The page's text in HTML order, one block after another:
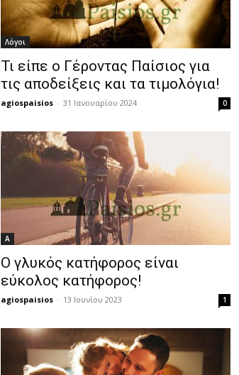
Λόγοι
Τι είπε ο Γέροντας Παίσιος για
τις αποδείξεις και τα τιμολόγια!
agiospaisios - 31 Ιανουαρίου 2024 0
Α
Ο γλυκός κατήφορος είναι
εύκολος κατήφορος!
agiospaisios - 13 Ιουνίου 2023 1